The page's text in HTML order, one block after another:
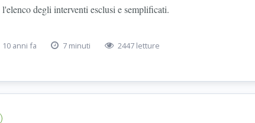
degli interventi esclusi e semplificati.
10 anni fa 7 minuti 2447 letture